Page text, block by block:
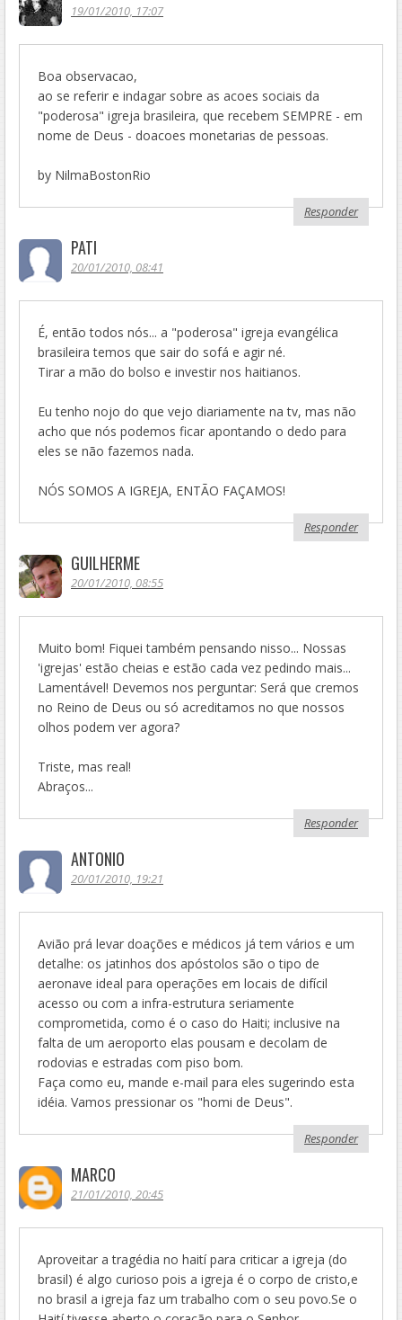
19/01/2010, 17:07
Boa observacao,
ao se referir e indagar sobre as acoes sociais da
"poderosa" igreja brasileira, que recebem SEMPRE - em
nome de Deus - doacoes monetarias de pessoas.
by NilmaBostonRio
Responder
PATI
20/01/2010, 08:41
É, então todos nós... a "poderosa" igreja evangélica
brasileira temos que sair do sofá e agir né.
Tirar a mão do bolso e investir nos haitianos.
Eu tenho nojo do que vejo diariamente na tv, mas não
acho que nós podemos ficar apontando o dedo para
eles se não fazemos nada.
NÓS SOMOS A IGREJA, ENTÃO FAÇAMOS!
Responder
GUILHERME
20/01/2010, 08:55
Muito bom! Fiquei também pensando nisso... Nossas
'igrejas' estão cheias e estão cada vez pedindo mais...
Lamentável! Devemos nos perguntar: Será que cremos
no Reino de Deus ou só acreditamos no que nossos
olhos podem ver agora?
Triste, mas real!
Abraços...
Responder
ANTONIO
20/01/2010, 19:21
Avião prá levar doações e médicos já tem vários e um
detalhe: os jatinhos dos apóstolos são o tipo de
aeronave ideal para operações em locais de difícil
acesso ou com a infra-estrutura seriamente
comprometida, como é o caso do Haiti; inclusive na
falta de um aeroporto elas pousam e decolam de
rodovias e estradas com piso bom.
Faça como eu, mande e-mail para eles sugerindo esta
idéia. Vamos pressionar os "homi de Deus".
Responder
MARCO
21/01/2010, 20:45
Aproveitar a tragédia no haití para criticar a igreja (do
brasil) é algo curioso pois a igreja é o corpo de cristo,e
no brasil a igreja faz um trabalho com o seu povo.Se o